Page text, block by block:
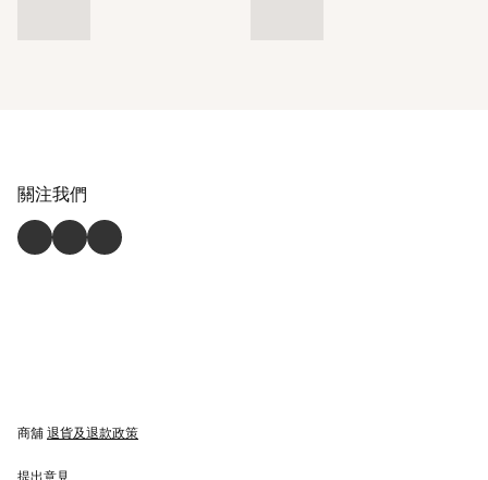
關注我們
商舖 退貨及退款政策
提出意見